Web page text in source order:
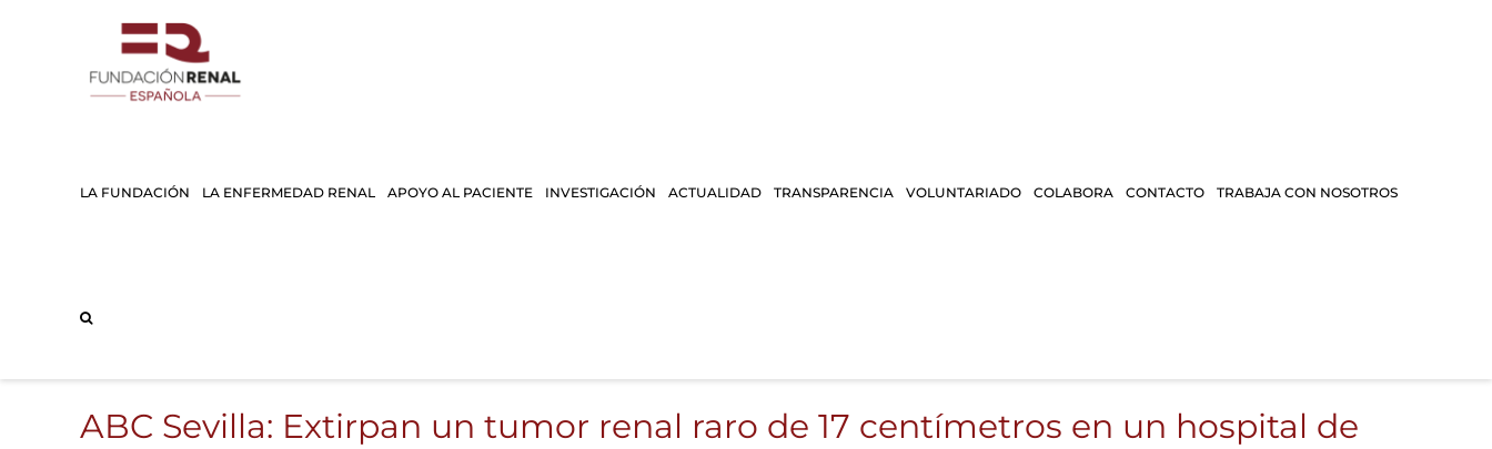
LA FUNDACIÓN LA ENFERMEDAD RENAL APOYO AL PACIENTE INVESTIGACIÓN ACTUALIDAD TRANSPARENCIA VOLUNTARIADO COLABORA CONTACTO TRABAJA CON NOSOTROS
ABC Sevilla: Extirpan un tumor renal raro de 17 centímetros en un hospital de